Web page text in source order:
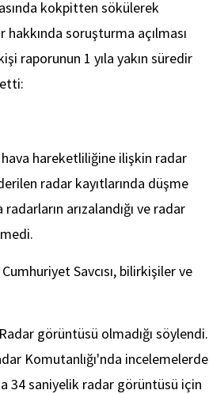
kokpitten sökülerek
soruşturma açılması
raporunun 1 yıla yakın süredir
hava hareketliliğine ilişkin radar
radar kayıtlarında düşme
arızalandığı ve radar
Savcısı, bilirkişiler ve
görüntüsü olmadığı söylendi.
Komutanlığı'nda incelemelerde
34 saniyelik radar görüntüsü için